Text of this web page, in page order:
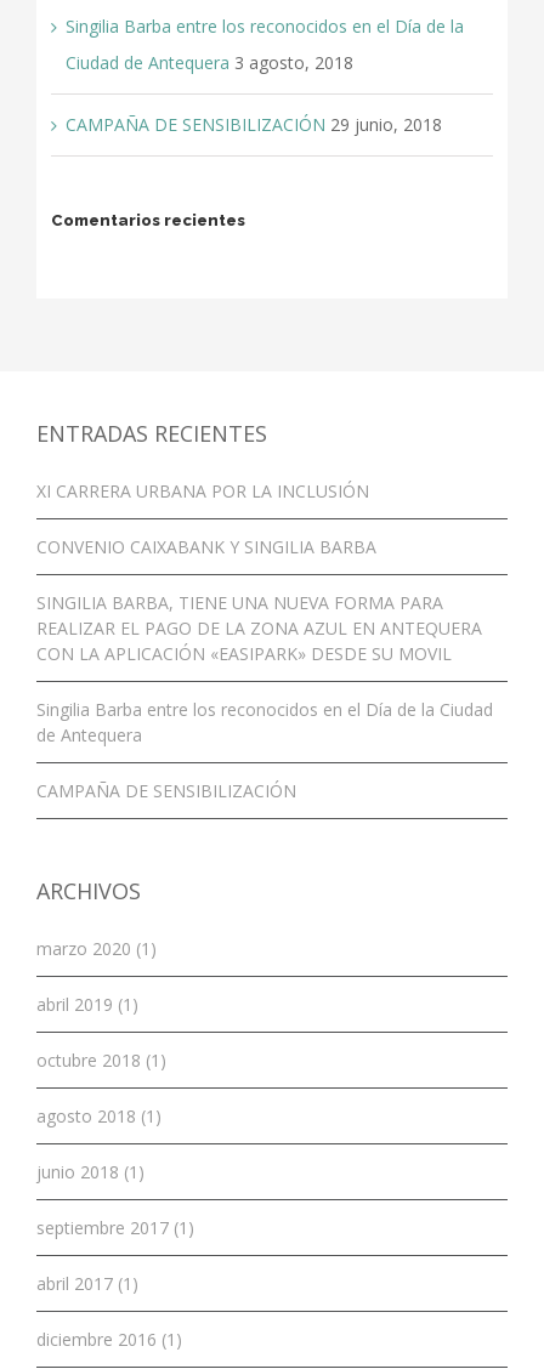
Singilia Barba entre los reconocidos en el Día de la
Ciudad de Antequera 3 agosto, 2018
CAMPAÑA DE SENSIBILIZACIÓN 29 junio, 2018
Comentarios recientes
ENTRADAS RECIENTES
XI CARRERA URBANA POR LA INCLUSIÓN
CONVENIO CAIXABANK Y SINGILIA BARBA
SINGILIA BARBA, TIENE UNA NUEVA FORMA PARA
REALIZAR EL PAGO DE LA ZONA AZUL EN ANTEQUERA
CON LA APLICACIÓN «EASIPARK» DESDE SU MOVIL
Singilia Barba entre los reconocidos en el Día de la Ciudad
de Antequera
CAMPAÑA DE SENSIBILIZACIÓN
ARCHIVOS
marzo 2020 (1)
abril 2019 (1)
octubre 2018 (1)
agosto 2018 (1)
junio 2018 (1)
septiembre 2017 (1)
abril 2017 (1)
diciembre 2016 (1)